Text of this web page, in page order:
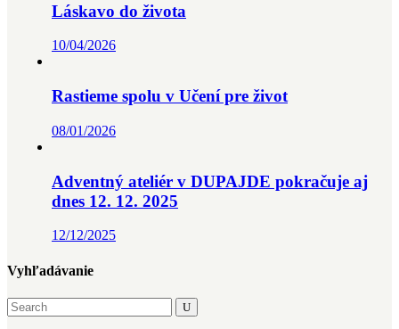
Láskavo do života
10/04/2026
Rastieme spolu v Učení pre život
08/01/2026
Adventný ateliér v DUPAJDE pokračuje aj
dnes 12. 12. 2025
12/12/2025
Vyhľadávanie
Search
for: